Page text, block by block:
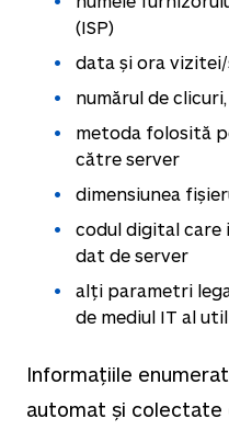
(ISP)
data și ora
numărul de
metoda folosită
către server
dimensiunea
codul digital care
dat de server
alți parametri
de mediul IT al
Informațiile
automat și colectate